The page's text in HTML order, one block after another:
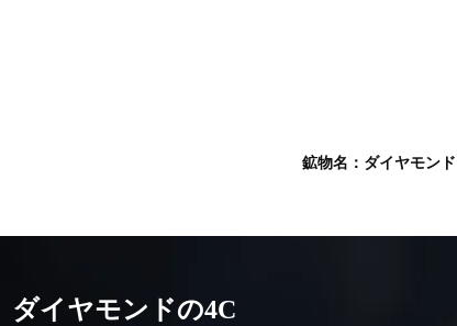
鉱物名：ダイヤモン
ダイヤモンドの4C